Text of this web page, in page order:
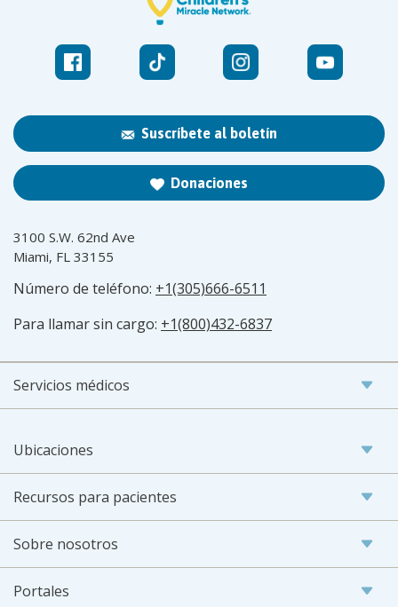
Suscríbete al boletín
Donaciones
3100 S.W. 62nd Ave
Miami, FL 33155
Número de teléfono: +1(305)666-6511
Para llamar sin cargo: +1(800)432-6837
Servicios médicos
Ubicaciones
Recursos para pacientes
Sobre nosotros
Portales